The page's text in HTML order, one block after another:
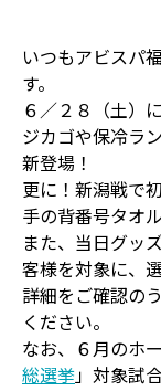
いつもアビスパ
す。
６／２８（土）
ジカゴや保冷ラ
新登場！
更に！新潟戦で
手の背番号タオ
また、当日グッ
客様を対象に、
詳細をご確認の
ください。
なお、６月のホ
総選挙」対象試合